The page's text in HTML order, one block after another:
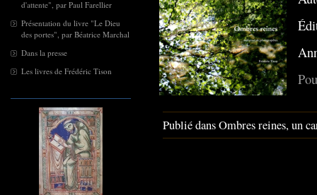
d'attente", par Paul Farellier
Présentation du livre "Le Dieu
des portes", par Béatrice Marchal
Dans la presse
Les livres de Frédéric Tison
Publié dans Ombres reines, un